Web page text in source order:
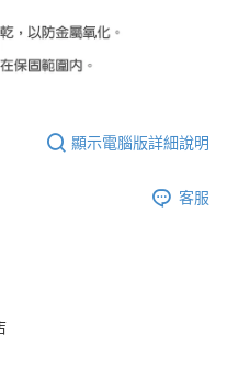
顯示電腦版詳細說明
客服